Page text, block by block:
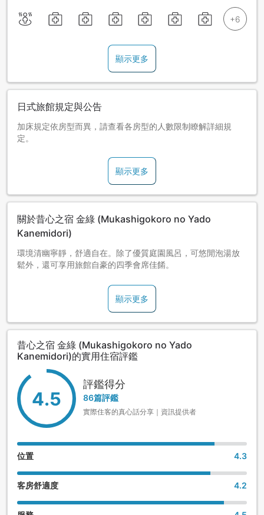
顯示更多
日式旅館規定與公告
加床規定依房型而異，請查看各房型的人數限制瞭解詳細規
定。
顯示更多
關於昔心之宿 金綠 (Mukashigokoro no Yado
Kanemidori)
環境清幽寧靜，舒適自在。除了優質庭園風呂，可悠閒泡湯放
鬆外，還可享用旅館自豪的四季會席佳餚。
顯示更多
昔心之宿 金綠 (Mukashigokoro no Yado
Kanemidori)的實用住宿評鑑
4.5
評鑑得分
86篇評鑑
實際住客的真心話分享｜資訊提供者
位置 4.3
客房舒適度 4.2